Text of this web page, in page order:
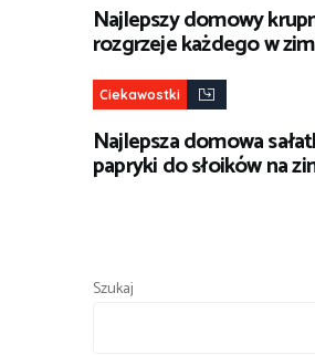
Najlepszy domowy
rozgrzeje każdego w
Ciekawostki
Najlepsza domowa
papryki do słoików na
Szukaj